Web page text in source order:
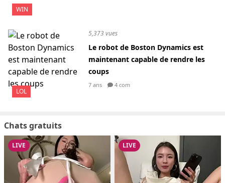
WIN
LOL
5,373 vues
Le robot de Boston Dynamics est
maintenant capable de rendre les
coups
7 ans 4 com
Chats gratuits